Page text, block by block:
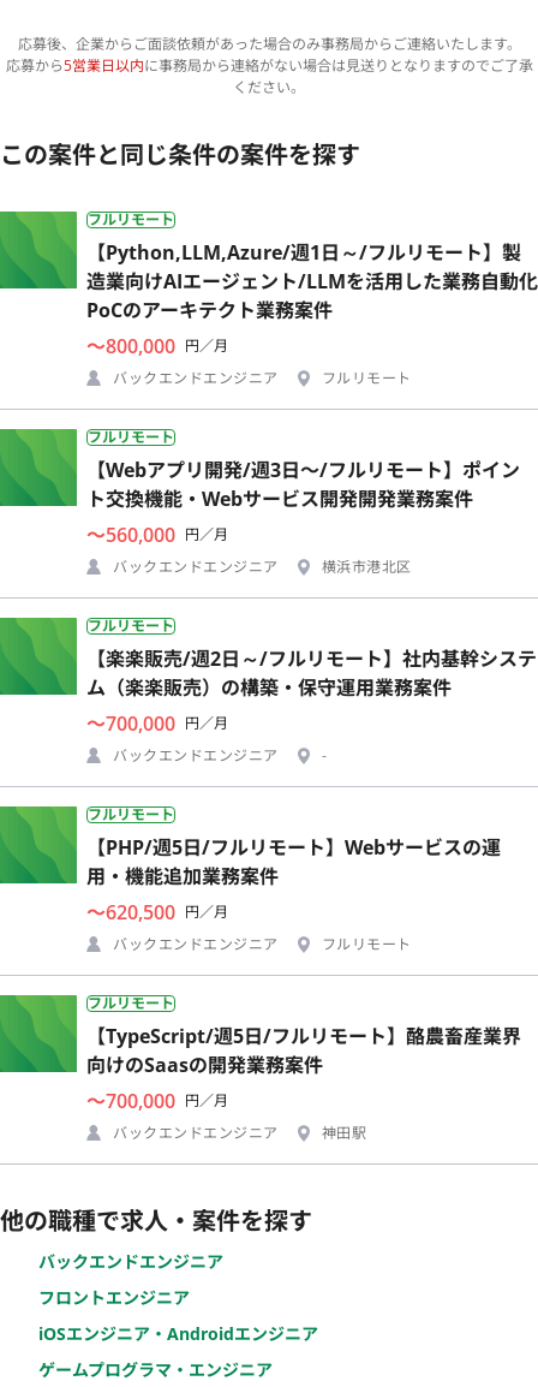
応募後、企業からご面談依頼があった場合のみ事務局からご連絡いたします。
応募から5営業日以内に事務局から連絡がない場合は見送りとなりますのでご了承
ください。
この案件と同じ条件の案件を探す
フルリモート
【Python,LLM,Azure/週1日～/フルリモート】製
造業向けAIエージェント/LLMを活用した業務自動化
PoCのアーキテクト業務案件
〜800,000 円／月
バックエンドエンジニア
フルリモート
フルリモート
【Webアプリ開発/週3日〜/フルリモート】ポイン
ト交換機能・Webサービス開発開発業務案件
〜560,000 円／月
バックエンドエンジニア
横浜市港北区
フルリモート
【楽楽販売/週2日～/フルリモート】社内基幹システ
ム（楽楽販売）の構築・保守運用業務案件
〜700,000 円／月
バックエンドエンジニア
-
フルリモート
【PHP/週5日/フルリモート】Webサービスの運
用・機能追加業務案件
〜620,500 円／月
バックエンドエンジニア
フルリモート
フルリモート
【TypeScript/週5日/フルリモート】酪農畜産業界
向けのSaasの開発業務案件
〜700,000 円／月
バックエンドエンジニア
神田駅
他の職種で求人・案件を探す
バックエンドエンジニア
フロントエンジニア
iOSエンジニア・Androidエンジニア
ゲームプログラマ・エンジニア